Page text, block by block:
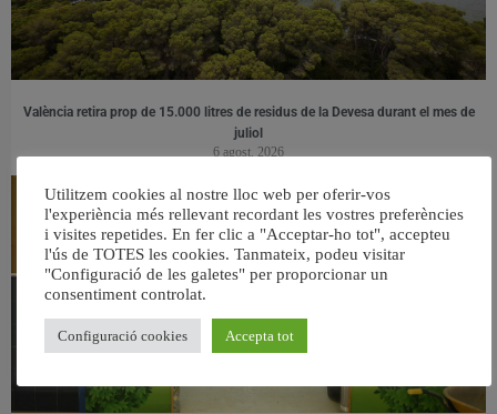
València retira prop de 15.000 litres de residus de la Devesa durant el mes de
juliol
6 agost, 2026
Utilitzem cookies al nostre lloc web per oferir-vos
l'experiència més rellevant recordant les vostres preferències
i visites repetides. En fer clic a "Acceptar-ho tot", accepteu
l'ús de TOTES les cookies. Tanmateix, podeu visitar
"Configuració de les galetes" per proporcionar un
consentiment controlat.
Configuració cookies Accepta tot